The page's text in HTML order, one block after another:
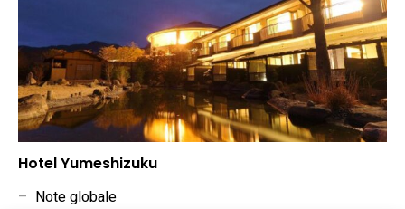
Hotel Yumeshizuku
– Note globale